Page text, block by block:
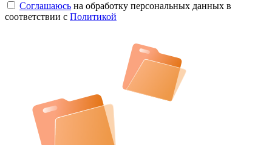
Соглашаюсь на обработку персональных данных в
соответствии с Политикой